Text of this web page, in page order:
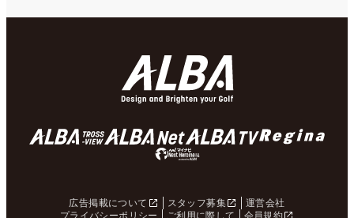
広告掲載について スタッフ募集
運営会社
プライバシーポリシー
ご利用に際して
会員規約